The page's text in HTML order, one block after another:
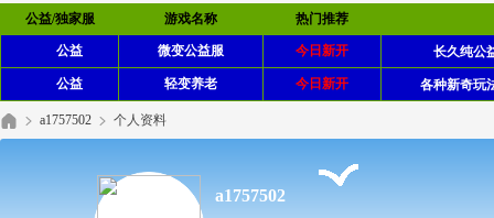
公益/独家服 游戏名称 热门推荐
公益 微变公益服 今日新开 长久纯公
公益 轻变养老 今日新开 各种新奇玩
a1757502 个人资料
a1757502